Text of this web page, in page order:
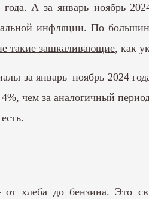
А за январь–ноябрь
инфляции. По
такие зашкаливающие, как
за январь–ноябрь 2024
чем за аналогичный
хлеба до бензина. Это